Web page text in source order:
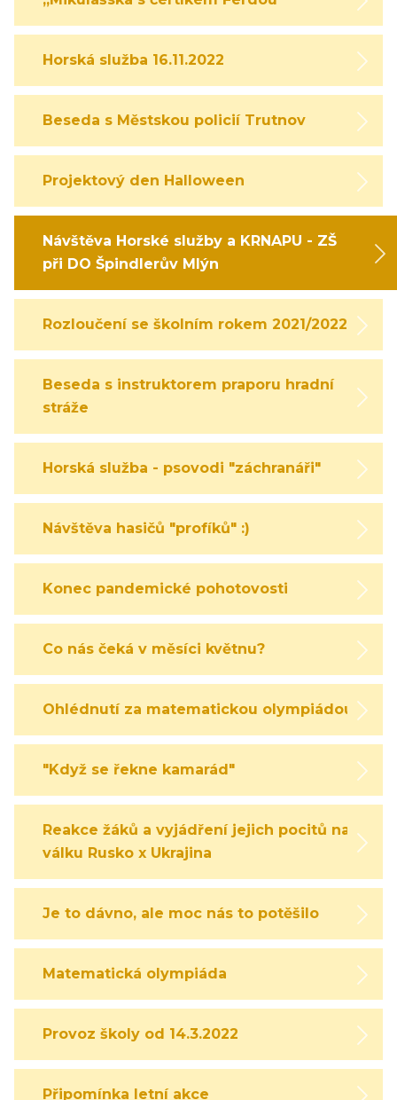
Horská služba 16.11.2022
Beseda s Městskou policií Trutnov
Projektový den Halloween
Návštěva Horské služby a KRNAPU - ZŠ
při DO Špindlerův Mlýn
Rozloučení se školním rokem 2021/2022
Beseda s instruktorem praporu hradní
stráže
Horská služba - psovodi "záchranáři"
Návštěva hasičů "profíků" :)
Konec pandemické pohotovosti
Co nás čeká v měsíci květnu?
Ohlédnutí za matematickou olympiádou
"Když se řekne kamarád"
Reakce žáků a vyjádření jejich pocitů na
válku Rusko x Ukrajina
Je to dávno, ale moc nás to potěšilo
Matematická olympiáda
Provoz školy od 14.3.2022
Připomínka letní akce